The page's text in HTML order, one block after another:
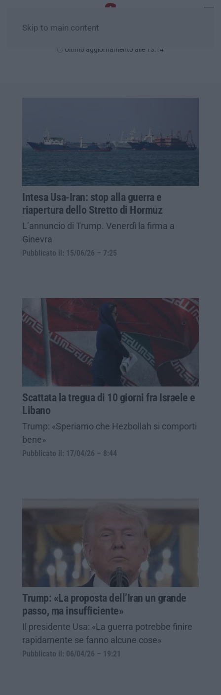
Skip to main content
Ultimo aggiornamento alle 13:14
Intesa Usa-Iran: stop alla guerra e
riapertura dello Stretto di Hormuz
L’annuncio di Trump. Venerdì la firma a
Ginevra
Pubblicato il: 15/06/26 – 7:25
Scattata la tregua di 10 giorni fra Israele e
Libano
Trump: «Speriamo che Hezbollah si comporti
bene»
Pubblicato il: 17/04/26 – 8:44
Trump: «La proposta dell’Iran un grande
passo, ma insufficiente»
Il presidente Usa: «La guerra potrebbe finire
rapidamente se fanno alcune cose»
Pubblicato il: 06/04/26 – 19:21